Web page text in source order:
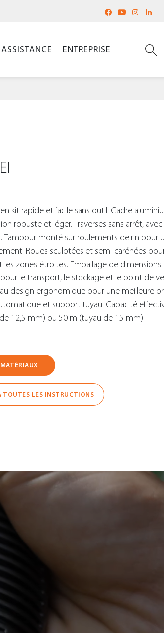
ASSISTANCE ENTREPRISE
kit rapide et facile sans outil. Cadre
robuste et léger. Traverses sans arrêt,
Tambour monté sur roulements delrin pour
Roues sculptées et semi-carénées
les zones étroites. Emballage de dimensions
le transport, le stockage et le point de
design ergonomique pour une meilleure
et support tuyau. Capacité
12,5 mm) ou 50 m (tuyau de 15 mm).
TOUTES LES INSTRUCTIONS